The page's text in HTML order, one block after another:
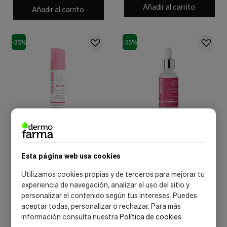
Esta página web usa cookies
Utilizamos cookies propias y de terceros para mejorar tu
experiencia de navegación, analizar el uso del sitio y
personalizar el contenido según tus intereses. Puedes
aceptar todas, personalizar o rechazar. Para más
información consulta nuestraPolítica de cookies.
Añadir al carrito Añadir al carrito
-35%
Mayoly Spindler.
Hidratante, 30 ml. -
26,99 €
17,54 €
Añadir al carrito
-35%
42,60 €
27,69 €
Añadir al carrito